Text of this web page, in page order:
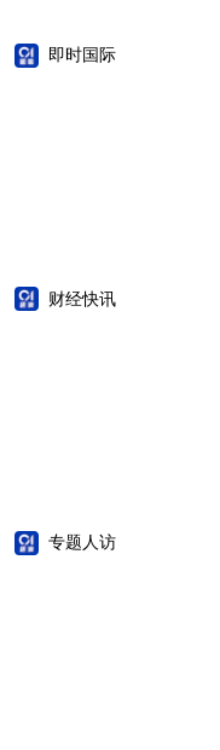
即时国际
财经快讯
专题人访